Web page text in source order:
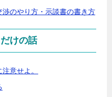
のやり方・示談書の書き方
けの話
意せよ。